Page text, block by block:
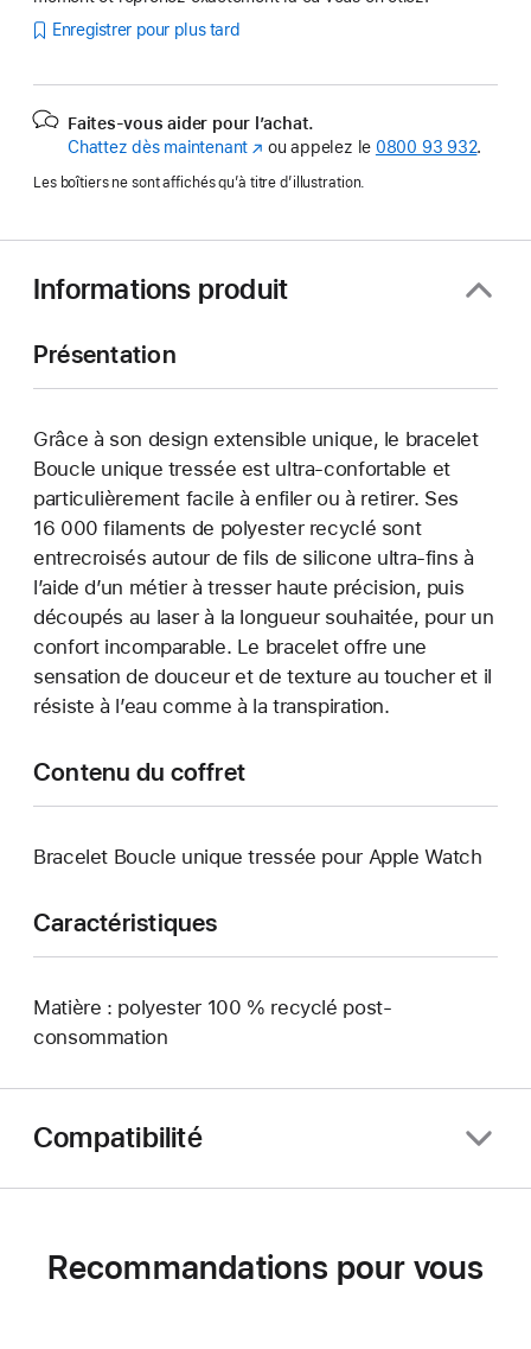
Enregistrer pour plus tard
Faites-vous aider pour l’achat.
Chattez dès maintenant (s’ouvre
une
fenêtre)
ou appelez le 0800 93 932.
Les boîtiers ne sont affichés qu’à titre d’illustration.
Informations produit
Présentation
Grâce à son design extensible unique, le bracelet
Boucle unique tressée est ultra-confortable et
particulièrement facile à enfiler ou à retirer. Ses
16 000 filaments de polyester recyclé sont
entrecroisés autour de fils de silicone ultra-fins à
l’aide d’un métier à tresser haute précision, puis
découpés au laser à la longueur souhaitée, pour un
confort incomparable. Le bracelet offre une
sensation de douceur et de texture au toucher et il
résiste à l’eau comme à la transpiration.
Contenu du coffret
Bracelet Boucle unique tressée pour Apple Watch
Caractéristiques
Matière : polyester 100 % recyclé post-
consommation
Compatibilité
Recommandations pour vous